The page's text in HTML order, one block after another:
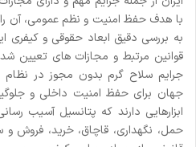
با هدف حفظ امنیت و نظم عمومی، آن
به بررسی دقیق ابعاد حقوقی و کیفری
قوانین مرتبط و مجازات های تعیین
جرایم سلاح گرم بدون مجوز در نظام
جهان برای حفظ امنیت داخلی و
ابزارهایی دارند که پتانسیل آسیب
حمل، نگهداری، قاچاق، خرید، فروش